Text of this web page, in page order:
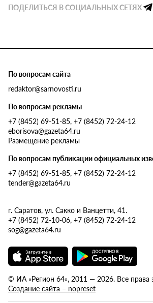
ПОДЕЛИТЬСЯ В СОЦИАЛЬНЫХ СЕТЯХ
По вопросам сайта
redaktor@sarnovosti.ru
По вопросам рекламы
+7 (8452) 69-51-85, +7 (8452) 72-24-12
eborisova@gazeta64.ru
Размещение рекламы
По вопросам публикации официальных
+7 (8452) 69-51-85, +7 (8452) 72-24-12
tender@gazeta64.ru
г. Саратов, ул. Сакко и Ванцетти, 41.
+7 (8452) 72-10-06, +7 (8452) 72-24-12
sog@gazeta64.ru
© ИА «Регион 64», 2011 — 2026. Все
Создание сайта – nopreset